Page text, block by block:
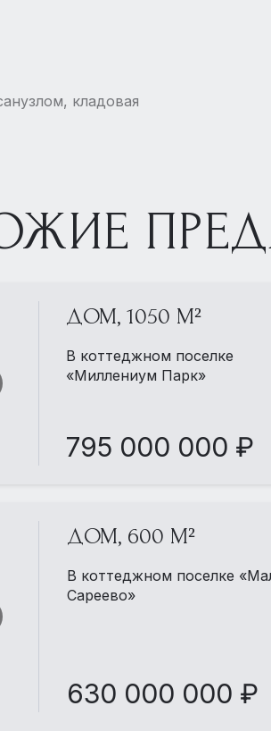
кладовая
ДОМ, 1050 М²
В коттеджном поселке
«Миллениум Парк»
795 000 000 ₽
ДОМ, 600 М²
В коттеджном поселке
Сареево»
630 000 000 ₽